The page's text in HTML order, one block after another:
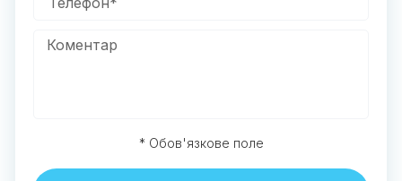
* Обов'язкове поле